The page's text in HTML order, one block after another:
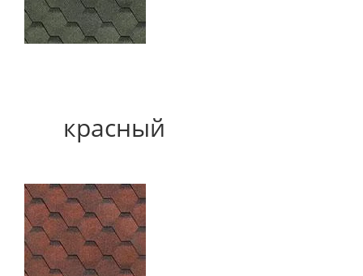
красный